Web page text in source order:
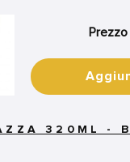
320ML -